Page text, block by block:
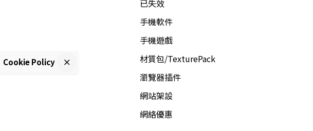
已失效
手機軟件
手機遊戲
材質包/TexturePack
瀏覽器插件
網站架設
網絡優惠
Cookie Policy